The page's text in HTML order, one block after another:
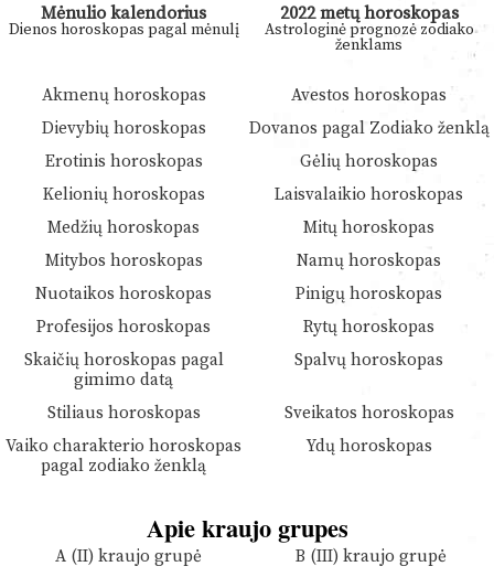
Mėnulio kalendorius
Dienos horoskopas pagal mėnulį
2022 metų horoskopas
Astrologinė prognozė zodiako
ženklams
Akmenų horoskopas
Avestos horoskopas
Dievybių horoskopas
Dovanos pagal Zodiako ženklą
Erotinis horoskopas
Gėlių horoskopas
Kelionių horoskopas
Laisvalaikio horoskopas
Medžių horoskopas
Mitų horoskopas
Mitybos horoskopas
Namų horoskopas
Nuotaikos horoskopas
Pinigų horoskopas
Profesijos horoskopas
Rytų horoskopas
Skaičių horoskopas pagal
gimimo datą
Spalvų horoskopas
Stiliaus horoskopas
Sveikatos horoskopas
Vaiko charakterio horoskopas
pagal zodiako ženklą
Ydų horoskopas
Apie kraujo grupes
A (II) kraujo grupė
B (III) kraujo grupė